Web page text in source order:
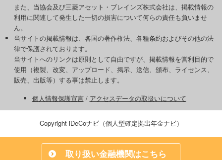
また、当協会及び三菱アセット・ブレインズ株式会社は、掲載情報の
利用に関連して発生した一切の損害について何らの責任も負いませ
ん。
当サイトの掲載情報は、各国の著作権法、各種条約およびその他の法
律で保護されております。
当サイトへのリンクは原則として自由ですが、掲載情報を営利目的で
使用（複製、改変、アップロード、掲示、送信、頒布、ライセンス、
販売、出版等）する事は禁止します。
個人情報保護宣言/ アクセスデータの取扱いについて
Copyright iDeCoナビ（個人型確定拠出年金ナビ）
取り扱い金融機関はこちら